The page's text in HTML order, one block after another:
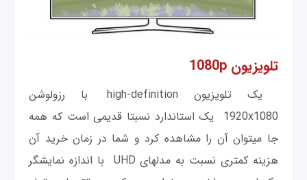
تلویزیون 1080p
یک تلویزیون high-definition با رزولوشن
1920x1080 یک استاندارد نسبتا قدیمی‎ است که همه
جا می‎توان آن را مشاهده کرد و شما در زمان خرید آن
هزینه کمتری نسبت به مدل‎های UHD با اندازه نمایشگر